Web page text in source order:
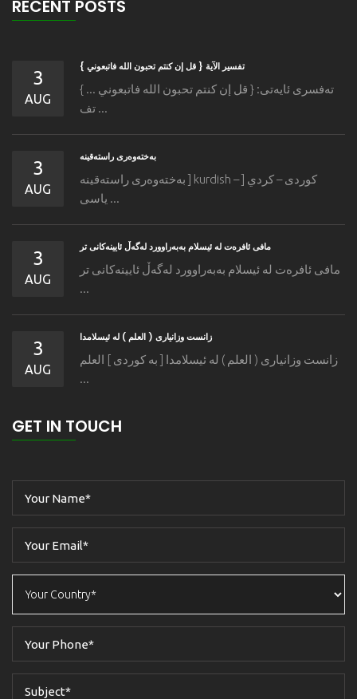
RECENT POSTS
3
AUG
تفسير الآية { قل إن كنتم تحبون الله فاتبعوني }
ته‌فسری ئایه‌تی: { قل إن كنتم تحبون الله فاتبعوني ... }
تف ...
3
AUG
به‌خته‌وه‌رى راسته‌قینه
به‌خته‌وه‌رى راسته‌قینه ] kurdish – كوردی – كردي [
یاسی ...
3
AUG
مافى ئافره‌ت له‌ ئیسلام به‌به‌راوورد له‌گه‌ڵ ئایینه‌کانی تر
مافى ئافره‌ت له‌ ئیسلام به‌به‌راوورد له‌گه‌ڵ ئایینه‌کانی تر
...
3
AUG
زانست وزانیاری ( العلم ) له ئیسلامدا
زانست وزانیاری ( العلم ) له ئیسلامدا [ به كوردی ] العلم
...
GET IN TOUCH